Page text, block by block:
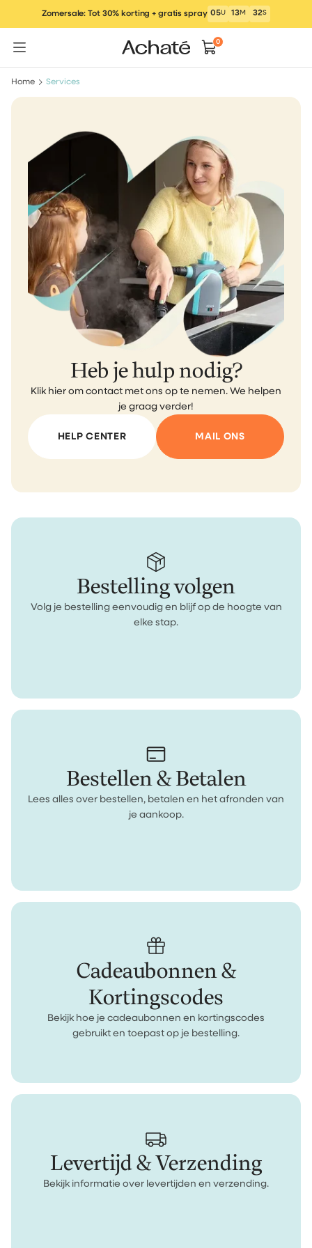
inhoud
Zomersale: Tot 30% korting + gratis spray 05U 13M 32S
0
Home Services
Heb je hulp nodig?
Klik hier om contact met ons op te nemen. We helpen
je graag verder!
HELP CENTER MAIL ONS
Bestelling volgen
Volg je bestelling eenvoudig en blijf op de hoogte van
elke stap.
Bestellen & Betalen
Lees alles over bestellen, betalen en het afronden van
je aankoop.
Cadeaubonnen &
Kortingscodes
Bekijk hoe je cadeaubonnen en kortingscodes
gebruikt en toepast op je bestelling.
Levertijd & Verzending
Bekijk informatie over levertijden en verzending.